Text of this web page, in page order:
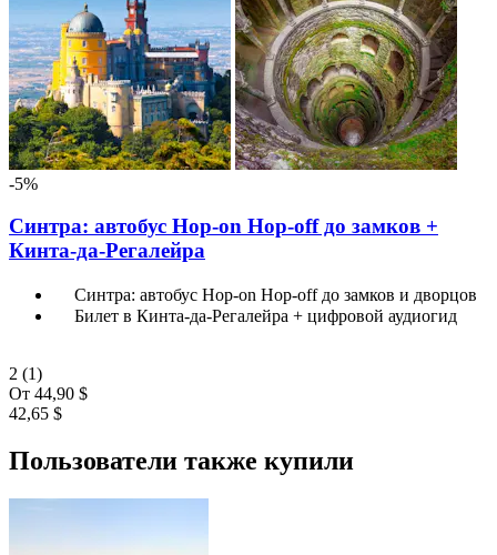
-5%
Синтра: автобус Hop-on Hop-off до замков +
Кинта-да-Регалейра
Синтра: автобус Hop-on Hop-off до замков и дворцов
Билет в Кинта-да-Регалейра + цифровой аудиогид
2 (1)
От 44,90 $
42,65 $
Пользователи также купили